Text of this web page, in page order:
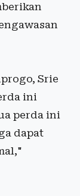
Srie
ini
perda ini
dapat